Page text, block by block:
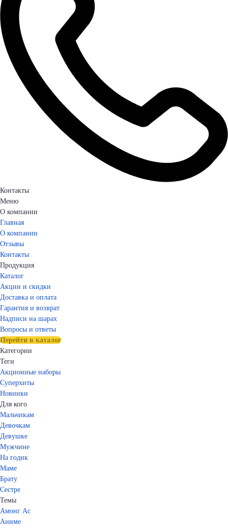
Контакты
Меню
О компании
Главная
О компании
Отзывы
Контакты
Продукция
Каталог
Акции и скидки
Доставка и оплата
Гарантия и возврат
Надписи на шарах
Вопросы и ответы
Перейти в каталог
Категории
Теги
Акционные наборы
Суперхиты
Новинки
Для кого
Мальчикам
Девочкам
Девушке
Мужчине
На годик
Маме
Брату
Сестре
Темы
Амонг Ас
Аниме